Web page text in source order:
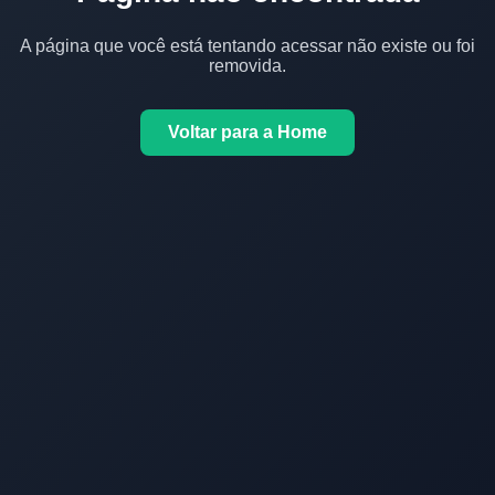
A página que você está tentando acessar não existe ou foi
removida.
Voltar para a Home